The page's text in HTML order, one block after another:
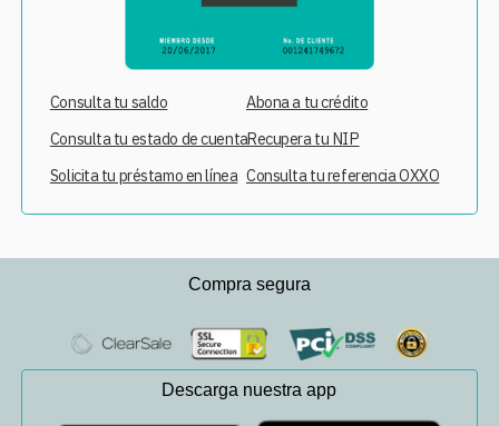
Consulta tu saldo
Consulta tu estado de cuenta
Solicita tu préstamo en línea
Abona a tu crédito
Recupera tu NIP
Consulta tu referencia OXXO
Compra segura
Descarga nuestra app